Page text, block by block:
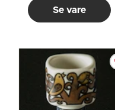
Se vare